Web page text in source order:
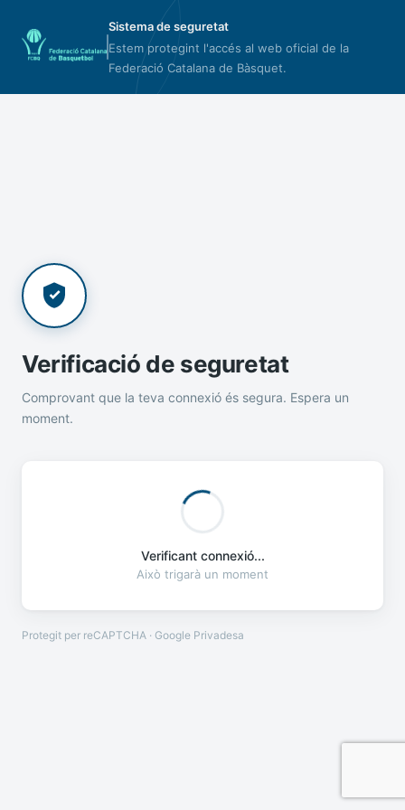
Sistema de seguretat
Estem protegint l'accés al web oficial de la
Federació Catalana de Bàsquet.
Verificació de seguretat
Comprovant que la teva connexió és segura. Espera un
moment.
Verificant connexió...
Això trigarà un moment
Protegit per reCAPTCHA · Google Privadesa